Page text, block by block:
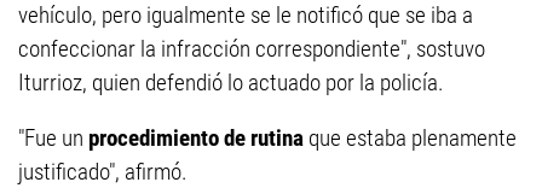
vehículo, pero igualmente se le notificó que se iba a
confeccionar la infracción correspondiente", sostuvo
Iturrioz, quien defendió lo actuado por la policía.
"Fue un procedimiento de rutina que estaba plenamente
justificado", afirmó.